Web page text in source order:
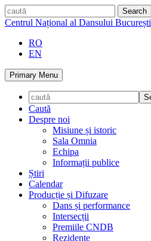
Skip
to
caută
Centrul Național al Dansului București
RO
EN
Primary Menu
Caută
Despre noi
Misiune și istoric
Sala Omnia
Echipa
Informații publice
Știri
Calendar
Producție și Difuzare
Dans și performance
Intersecții
Premiile CNDB
Rezidențe